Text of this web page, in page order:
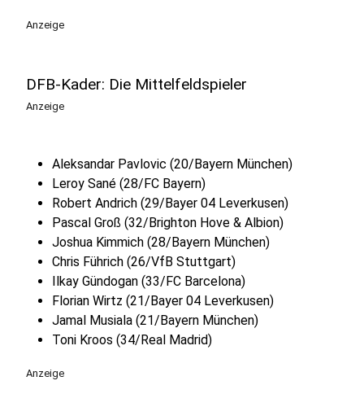
Anzeige
DFB-Kader: Die Mittelfeldspieler
Anzeige
Aleksandar Pavlovic (20/Bayern München)
Leroy Sané (28/FC Bayern)
Robert Andrich (29/Bayer 04 Leverkusen)
Pascal Groß (32/Brighton Hove & Albion)
Joshua Kimmich (28/Bayern München)
Chris Führich (26/VfB Stuttgart)
Ilkay Gündogan (33/FC Barcelona)
Florian Wirtz (21/Bayer 04 Leverkusen)
Jamal Musiala (21/Bayern München)
Toni Kroos (34/Real Madrid)
Anzeige